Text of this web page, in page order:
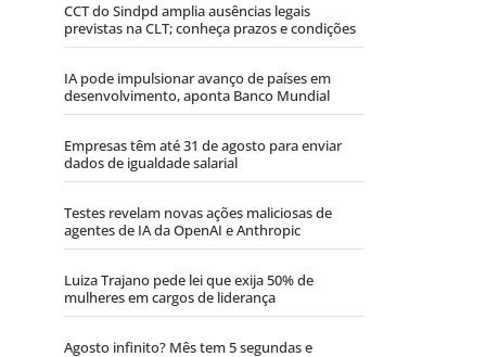
CCT do Sindpd amplia ausências legais
previstas na CLT; conheça prazos e condições
IA pode impulsionar avanço de países em
desenvolvimento, aponta Banco Mundial
Empresas têm até 31 de agosto para enviar
dados de igualdade salarial
Testes revelam novas ações maliciosas de
agentes de IA da OpenAI e Anthropic
Luiza Trajano pede lei que exija 50% de
mulheres em cargos de liderança
Agosto infinito? Mês tem 5 segundas e